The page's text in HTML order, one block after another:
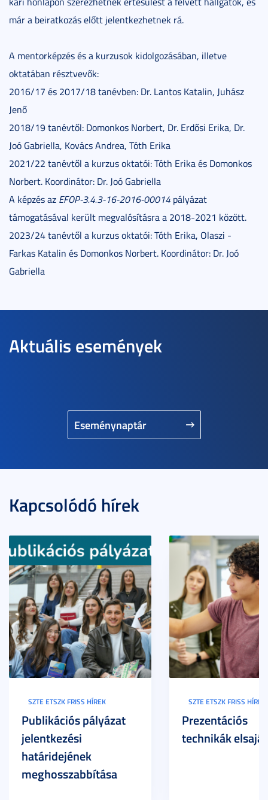
már a beiratkozás előtt jelentkezhetnek rá.
A mentorképzés és a kurzusok kidolgozásában, illetve
oktatában résztvevők:
2016/17 és 2017/18 tanévben: Dr. Lantos Katalin, Juhász
Jenő
2018/19 tanévtől: Domonkos Norbert, Dr. Erdősi Erika, Dr.
Joó Gabriella, Kovács Andrea, Tóth Erika
2021/22 tanévtől a kurzus oktatói: Tóth Erika és Domonkos
Norbert. Koordinátor: Dr. Joó Gabriella
A képzés az EFOP-3.4.3-16-2016-00014 pályázat
támogatásával került megvalósításra a 2018-2021 között.
2023/24 tanévtől a kurzus oktatói: Tóth Erika, Olaszi -
Farkas Katalin és Domonkos Norbert. Koordinátor: Dr. Joó
Gabriella
Aktuális események
Eseménynaptár
Kapcsolódó hírek
SZTE ETSZK FRISS HÍREK
Publikációs pályázat
jelentkezési
határidejének
meghosszabbítása
SZTE ETSZK FRISS HÍREK
Prezentációs
technikák